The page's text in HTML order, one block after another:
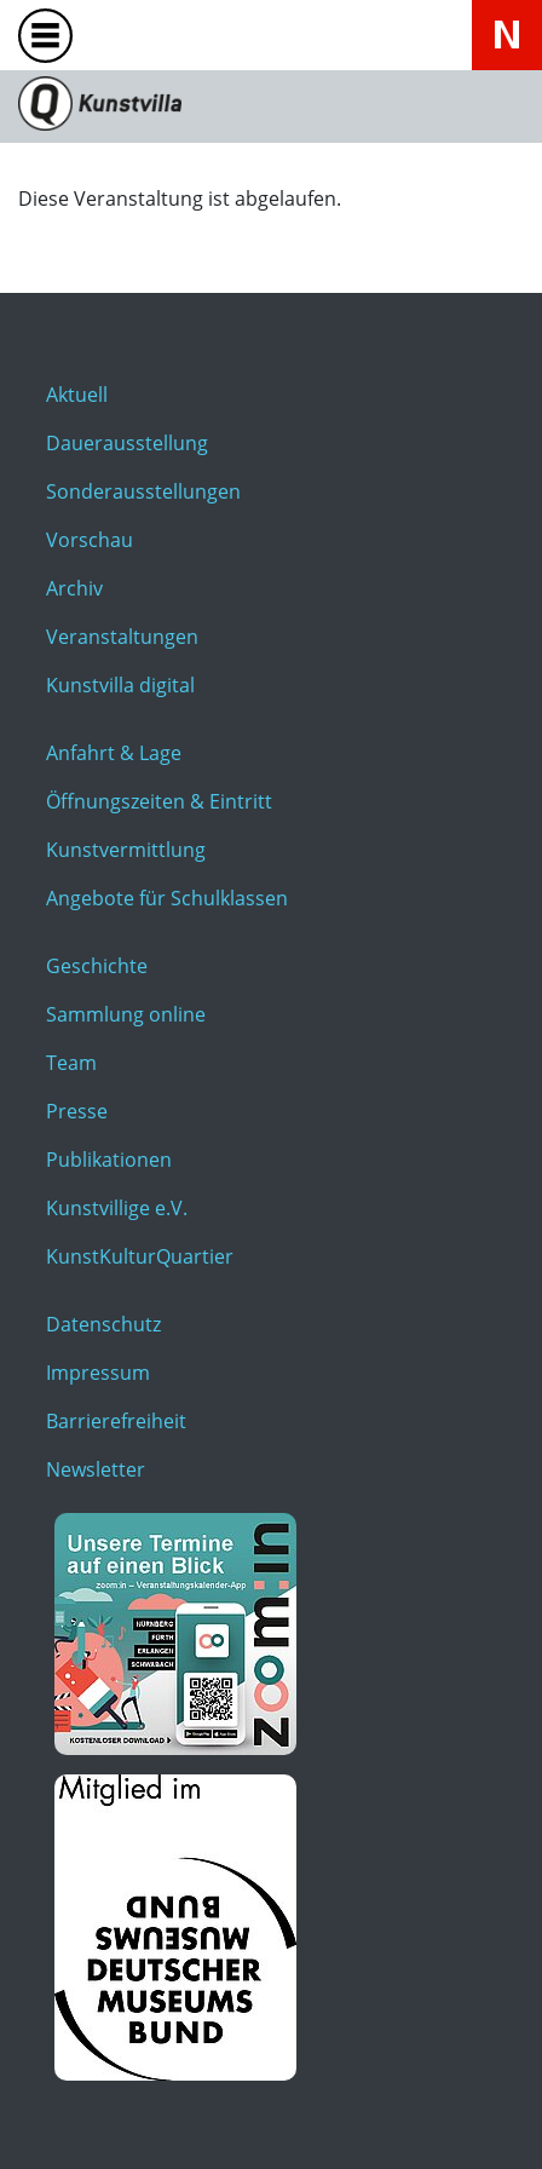
Diese Veranstaltung ist abgelaufen.
Aktuell
Dauerausstellung
Sonderausstellungen
Vorschau
Archiv
Veranstaltungen
Kunstvilla digital
Anfahrt & Lage
Öffnungszeiten & Eintritt
Kunstvermittlung
Angebote für Schulklassen
Geschichte
Sammlung online
Team
Presse
Publikationen
Kunstvillige e.V.
KunstKulturQuartier
Datenschutz
Impressum
Barrierefreiheit
Newsletter